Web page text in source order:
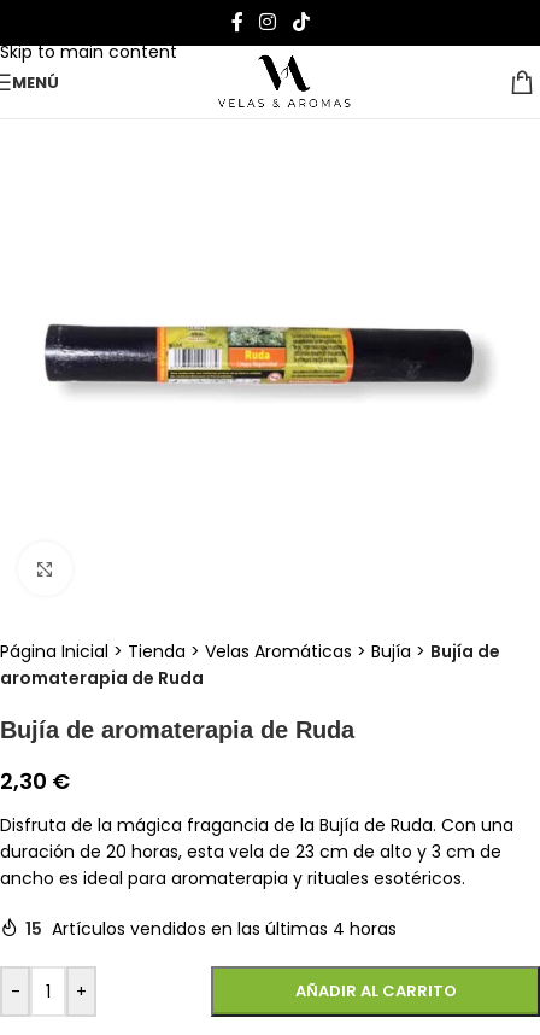
Skip to main content
MENÚ
Página Inicial > Tienda > Velas Aromáticas > Bujía > Bujía de
aromaterapia de Ruda
Bujía de aromaterapia de Ruda
2,30 €
Disfruta de la mágica fragancia de la Bujía de Ruda. Con una
duración de 20 horas, esta vela de 23 cm de alto y 3 cm de
ancho es ideal para aromaterapia y rituales esotéricos.
15 Artículos vendidos en las últimas 4 horas
- + AÑADIR AL CARRITO